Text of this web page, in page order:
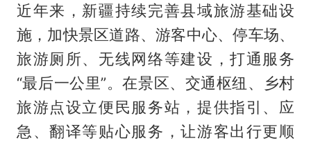
近年来，新疆持续完善县域旅游基础设
施，加快景区道路、游客中心、停车场、
旅游厕所、无线网络等建设，打通服务
“最后一公里”。在景区、交通枢纽、乡村
旅游点设立便民服务站，提供指引、应
急、翻译等贴心服务，让游客出行更顺